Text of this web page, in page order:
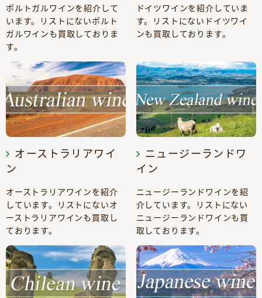
ポルトガルワインを紹介して
います。リストにないポルト
ガルワインも買取しておりま
す。
ドイツワインを紹介していま
す。リストにないドイツワイ
ンも買取しております。
オーストラリアワイ
ン
オーストラリアワインを紹介
しています。リストにないオ
ーストラリアワインも買取し
ております。
ニュージーランドワ
イン
ニュージーランドワインを紹
介しています。リストにない
ニュージーランドワインも買
取しております。